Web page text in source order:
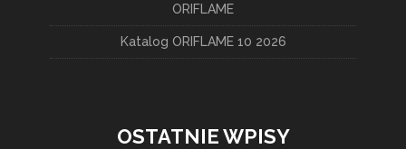
ORIFLAME
Katalog ORIFLAME 10 2026
OSTATNIE WPISY